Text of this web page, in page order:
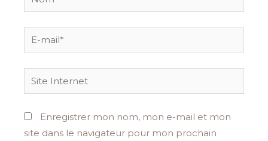
E-
mail*
Site
Internet
Enregistrer mon nom, mon e-mail et mon
site dans le navigateur pour mon prochain